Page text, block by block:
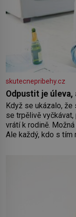
skutecnepribehy.cz
Odpustit je
Když se ukázalo, že
se trpělivě
vrátí k rodině.
Ale každý, kdo s tím